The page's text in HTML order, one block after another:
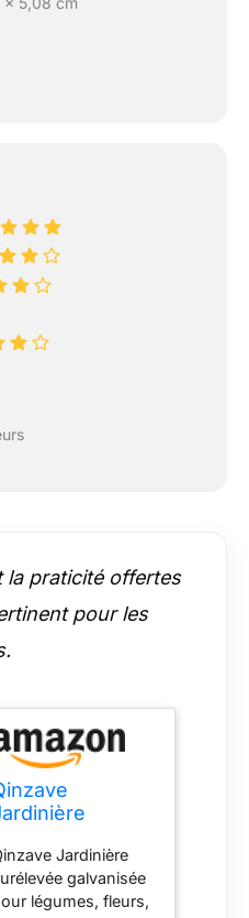
la praticité offertes
pour les
pour
fleurs,
Jardinière
galvanisée
légumes, fleurs,